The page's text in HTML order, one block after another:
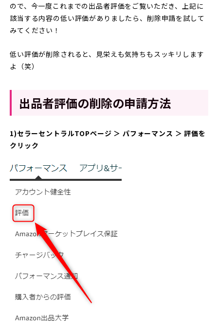
ので、今一度これまでの出品者評価をご覧いただき、上記に
該当する内容の低い評価がありましたら、削除申請を試して
みてください！
低い評価が削除されると、見栄えも気持ちもスッキリします
よ（笑）
出品者評価の削除の申請方法
1)セラーセントラルTOPページ ＞ パフォーマンス ＞ 評価を
クリック